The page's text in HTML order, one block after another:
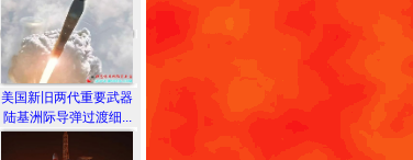
美国新旧两代重要武器
陆基洲际导弹过渡细...